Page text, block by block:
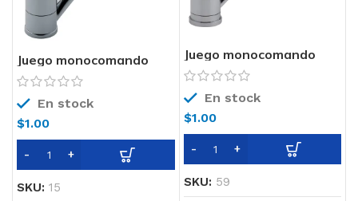
Juego monocomando
para mesada de cocina
0411.01-B1 FV
En stock
$1.00
SKU: 15
Juego monocomando
para mesada de cocina
0411.01-B2 FV
En stock
$1.00
SKU: 59